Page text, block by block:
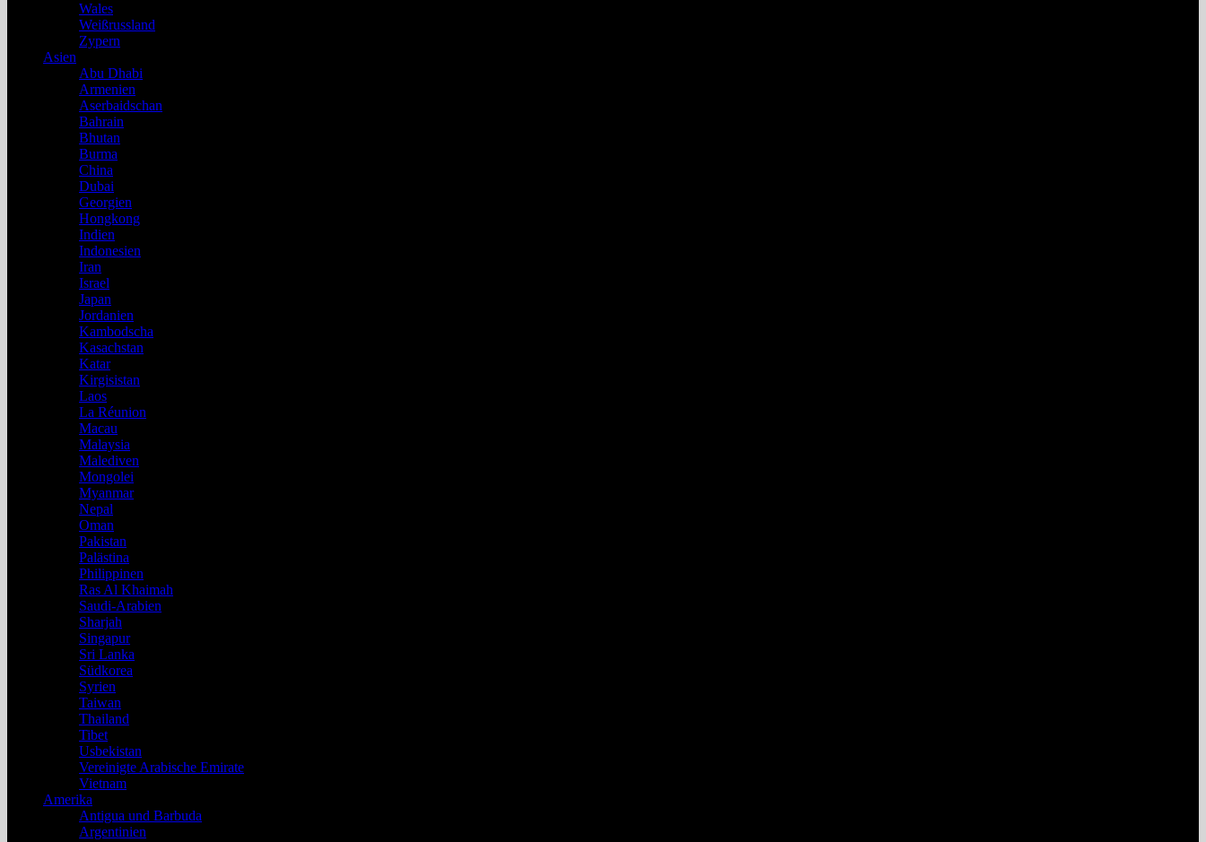
Wales
Weißrussland
Zypern
Asien
Abu Dhabi
Armenien
Aserbaidschan
Bahrain
Bhutan
Burma
China
Dubai
Georgien
Hongkong
Indien
Indonesien
Iran
Israel
Japan
Jordanien
Kambodscha
Kasachstan
Katar
Kirgisistan
Laos
La Réunion
Macau
Malaysia
Malediven
Mongolei
Myanmar
Nepal
Oman
Pakistan
Palästina
Philippinen
Ras Al Khaimah
Saudi-Arabien
Sharjah
Singapur
Sri Lanka
Südkorea
Syrien
Taiwan
Thailand
Tibet
Usbekistan
Vereinigte Arabische Emirate
Vietnam
Amerika
Antigua und Barbuda
Argentinien